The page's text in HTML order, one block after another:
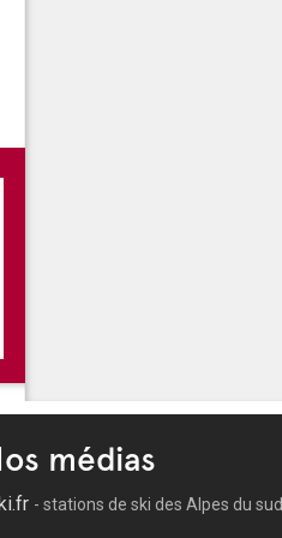
médias
- stations de ski des Alpes du sud